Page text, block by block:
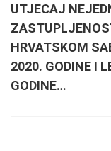
UTJECAJ
HRVATSKOM
2020. GODINE I
GODINE…